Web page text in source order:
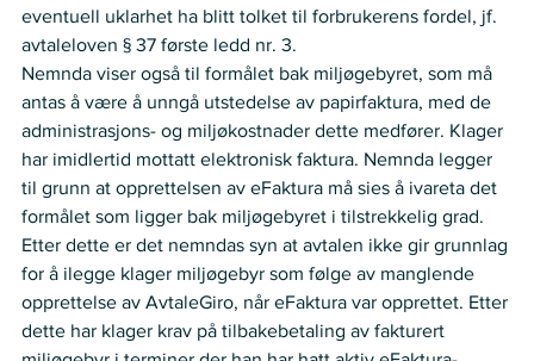
eventuell uklarhet ha blitt tolket til forbrukerens fordel, jf.
avtaleloven § 37 første ledd nr. 3.
Nemnda viser også til formålet bak miljøgebyret, som må
antas å være å unngå utstedelse av papirfaktura, med de
administrasjons- og miljøkostnader dette medfører. Klager
har imidlertid mottatt elektronisk faktura. Nemnda legger
til grunn at opprettelsen av eFaktura må sies å ivareta det
formålet som ligger bak miljøgebyret i tilstrekkelig grad.
Etter dette er det nemndas syn at avtalen ikke gir grunnlag
for å ilegge klager miljøgebyr som følge av manglende
opprettelse av AvtaleGiro, når eFaktura var opprettet. Etter
dette har klager krav på tilbakebetaling av fakturert